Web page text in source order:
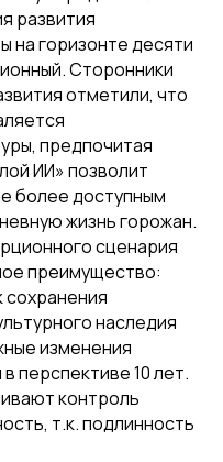
развития
на горизонте десяти
Сторонники
отметили, что
предпочитая
ИИ» позволит
более доступным
жизнь горожан.
сценария
преимущество:
сохранения
наследия
изменения
перспективе 10 лет.
контроль
т.к. подлинность